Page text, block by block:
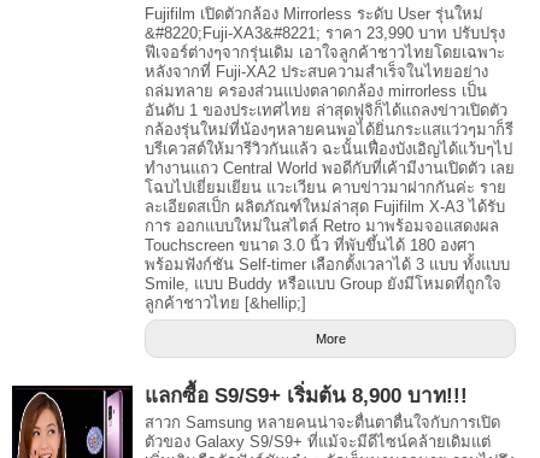
Fujifilm เปิดตัวกล้อง Mirrorless ระดับ User รุ่นใหม่
&#8220;Fuji-XA3&#8221; ราคา 23,990 บาท ปรับปรุง
ฟีเจอร์ต่างๆจากรุ่นเดิม เอาใจลูกค้าชาวไทยโดยเฉพาะ
หลังจากที่ Fuji-XA2 ประสบความสำเร็จในไทยอย่าง
ถล่มทลาย ครองส่วนแบ่งตลาดกล้อง mirrorless เป็น
อันดับ 1 ของประเทศไทย ล่าสุดฟูจิก็ได้แถลงข่าวเปิดตัว
กล้องรุ่นใหม่ที่น้องๆหลายคนพอได้ยิ่นกระแสแว่วๆมาก็รี
บรีเควสต์ให้มารีวิวกันแล้ว ฉะนั้นเฟื่องบังเอิญได้แว้บๆไป
ทำงานแถว Central World พอดีกับที่เค้ามีงานเปิดตัว เลย
โฉบไปเยี่ยมเยียน แวะเวียน คาบข่าวมาฝากกันค่ะ ราย
ละเอียดสเป็ก ผลิตภัณฑ์ใหม่ล่าสุด Fujifilm X-A3 ได้รับ
การ ออกแบบใหม่ในสไตล์ Retro มาพร้อมจอแสดงผล
Touchscreen ขนาด 3.0 นิ้ว ที่พับขึ้นได้ 180 องศา
พร้อมฟังก์ชัน Self-timer เลือกตั้งเวลาได้ 3 แบบ ทั้งแบบ
Smile, แบบ Buddy หรือแบบ Group ยังมีโหมดที่ถูกใจ
ลูกค้าชาวไทย [&hellip;]
More
แลกซื้อ S9/S9+ เริ่มต้น 8,900 บาท!!!
สาวก Samsung หลายคนน่าจะตื่นตาตื่นใจกับการเปิด
ตัวของ Galaxy S9/S9+ ที่แม้จะมีดีไซน์คล้ายเดิมแต่